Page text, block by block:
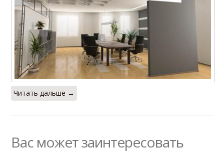
Читать дальше →
Вас может заинтересовать